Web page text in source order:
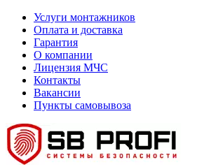
Услуги монтажников
Оплата и доставка
Гарантия
О компании
Лицензия МЧС
Контакты
Вакансии
Пункты самовывоза